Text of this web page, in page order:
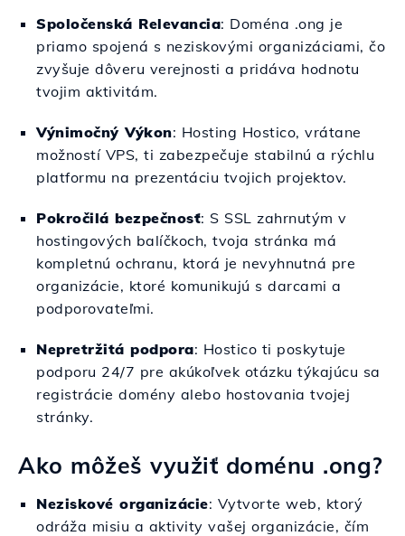
Spoločenská Relevancia: Doména .ong je
priamo spojená s neziskovými organizáciami, čo
zvyšuje dôveru verejnosti a pridáva hodnotu
tvojim aktivitám.
Výnimočný Výkon: Hosting Hostico, vrátane
možností VPS, ti zabezpečuje stabilnú a rýchlu
platformu na prezentáciu tvojich projektov.
Pokročilá bezpečnosť: S SSL zahrnutým v
hostingových balíčkoch, tvoja stránka má
kompletnú ochranu, ktorá je nevyhnutná pre
organizácie, ktoré komunikujú s darcami a
podporovateľmi.
Nepretržitá podpora: Hostico ti poskytuje
podporu 24/7 pre akúkoľvek otázku týkajúcu sa
registrácie domény alebo hostovania tvojej
stránky.
Ako môžeš využiť doménu .ong?
Neziskové organizácie: Vytvorte web, ktorý
odráža misiu a aktivity vašej organizácie, čím